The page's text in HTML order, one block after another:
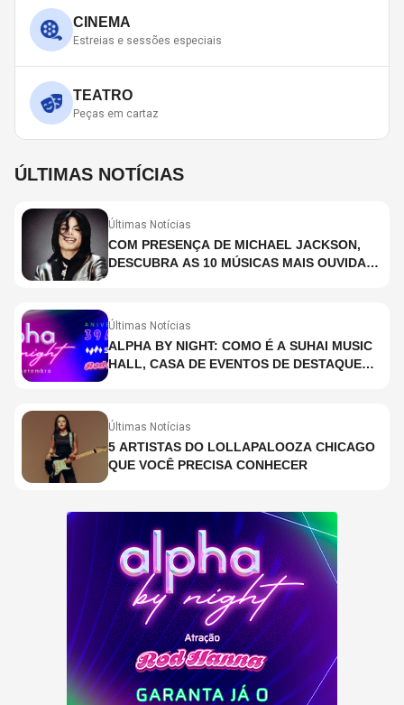
CINEMA
Estreias e sessões especiais
TEATRO
Peças em cartaz
ÚLTIMAS NOTÍCIAS
Últimas Notícias
COM PRESENÇA DE MICHAEL JACKSON,
DESCUBRA AS 10 MÚSICAS MAIS OUVIDAS
Últimas Notícias
ALPHA BY NIGHT: COMO É A SUHAI MUSIC
HALL, CASA DE EVENTOS DE DESTAQUE
Últimas Notícias
5 ARTISTAS DO LOLLAPALOOZA CHICAGO
QUE VOCÊ PRECISA CONHECER